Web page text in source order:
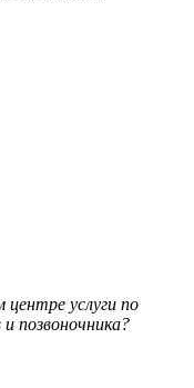
услуги по
позвоночника?